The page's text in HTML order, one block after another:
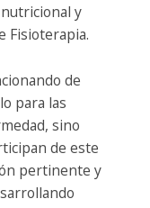
y
Fisioterapia.
de
para las
sino
de este
pertinente y